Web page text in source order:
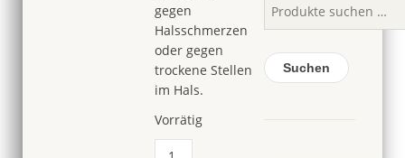
gegen
Halsschmerzen
oder gegen
trockene Stellen
im Hals.
Vorrätig
Bonbon
Suchen